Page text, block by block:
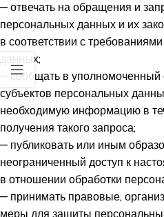
— отвечать на обращения и
персональных данных и их
в соответствии с
данных;
— сообщать в уполномоченный
субъектов персональных
необходимую информацию в
получения такого запроса;
— публиковать или иным
неограниченный доступ к
в отношении обработки
— принимать правовые,
меры для защиты